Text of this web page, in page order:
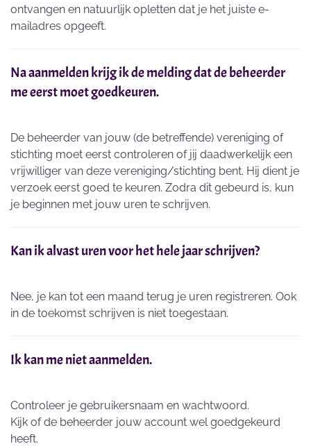
ontvangen en natuurlijk opletten dat je het juiste e-
mailadres opgeeft.
Na aanmelden krijg ik de melding dat de beheerder
me eerst moet goedkeuren.
De beheerder van jouw (de betreffende) vereniging of
stichting moet eerst controleren of jij daadwerkelijk een
vrijwilliger van deze vereniging/stichting bent. Hij dient je
verzoek eerst goed te keuren. Zodra dit gebeurd is, kun
je beginnen met jouw uren te schrijven.
Kan ik alvast uren voor het hele jaar schrijven?
Nee, je kan tot een maand terug je uren registreren. Ook
in de toekomst schrijven is niet toegestaan.
Ik kan me niet aanmelden.
Controleer je gebruikersnaam en wachtwoord.
Kijk of de beheerder jouw account wel goedgekeurd
heeft.